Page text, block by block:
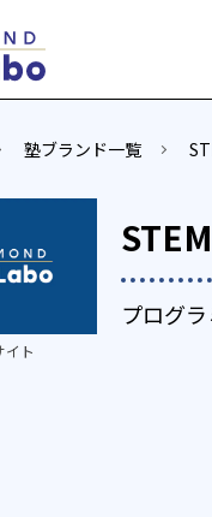
塾ブランド一覧
プログ
イト